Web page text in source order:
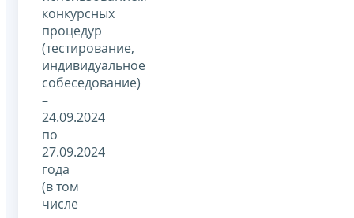
конкурсных
процедур
(тестирование,
индивидуальное
собеседование)
–
24.09.2024
по
27.09.2024
года
(в том
числе